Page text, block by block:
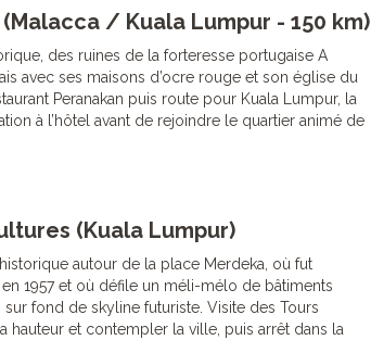
/ Kuala Lumpur - 150 km)
des ruines de la forteresse portugaise A
avec ses maisons d’ocre rouge et son église du
Peranakan puis route pour Kuala Lumpur, la
à l’hôtel avant de rejoindre le quartier animé de
(Kuala Lumpur)
autour de la place Merdeka, où fut
1957 et où défile un méli-mélo de bâtiments
fond de skyline futuriste. Visite des Tours
hauteur et contempler la ville, puis arrêt dans la